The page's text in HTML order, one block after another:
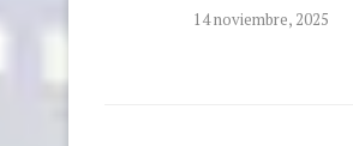
14 noviembre, 2025